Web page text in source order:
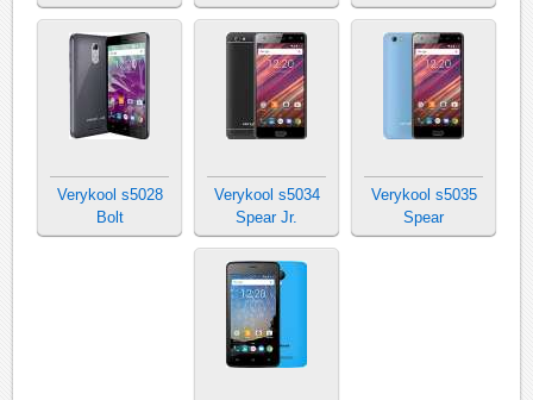
Verykool s5028
Bolt
Verykool s5034
Spear Jr.
Verykool s5035
Spear